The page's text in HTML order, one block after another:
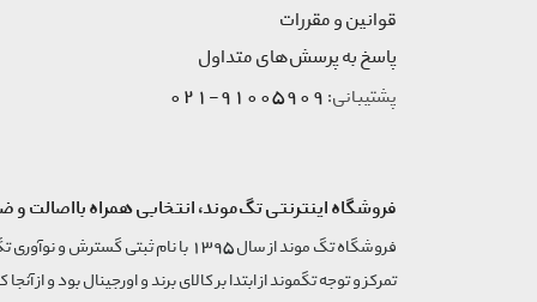
قوانین و مقررات
پاسخ به پرسش‌های متداول
پشتیبانی: 91005909-021
فروشگاه اینترنتی تگ‌موند، انتخابی همراه بااصالت و
تمرکز و توجه تگموند از ابتدا بر کالای برند و اورجینال بود و از